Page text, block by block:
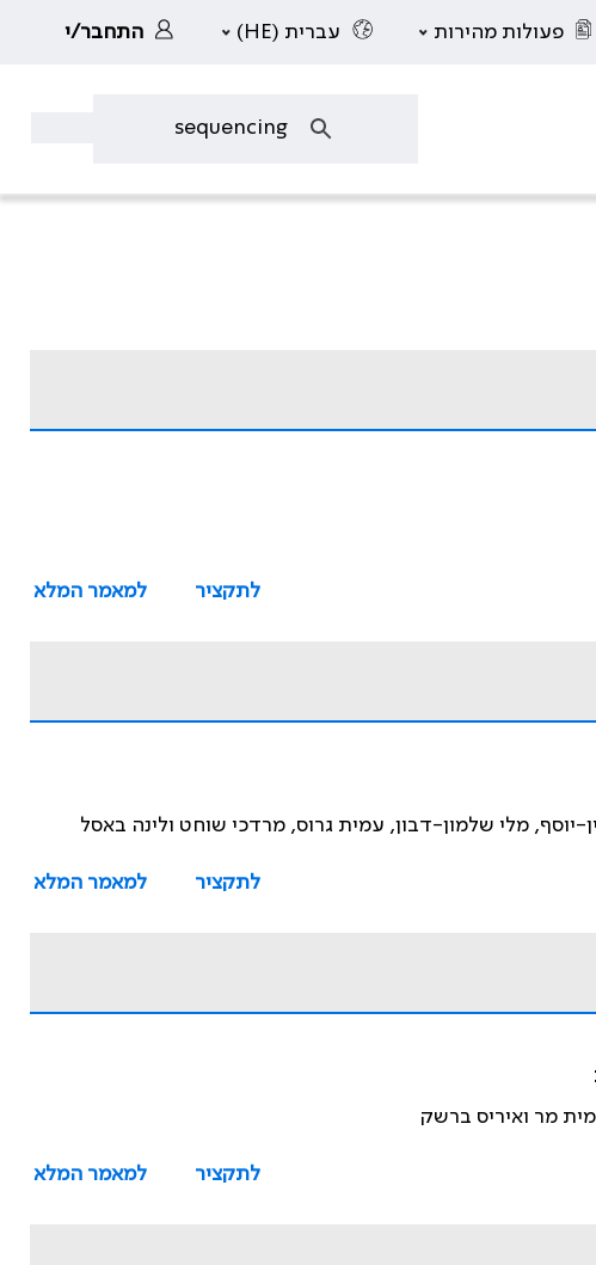
פעולות מהירות עברית (HE) התחבר/י
לתקציר
למאמר המלא
יוסף, מלי שלמון-דבון, עמית גרוס, מרדכי שוחט ולינה באסל
לתקציר
למאמר המלא
מר ואיריס ברשק
לתקציר
למאמר המלא